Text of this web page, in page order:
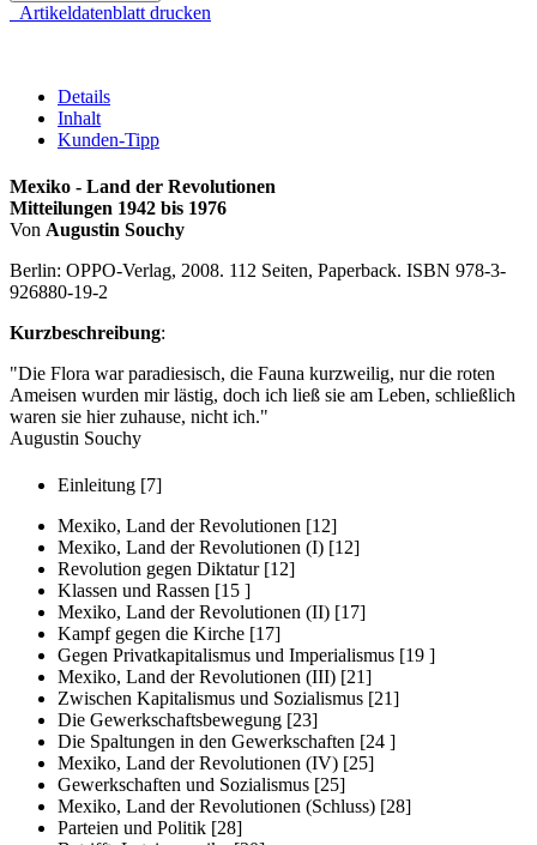
Artikeldatenblatt drucken
Details
Inhalt
Kunden-Tipp
Mexiko - Land der Revolutionen
Mitteilungen 1942 bis 1976
Von Augustin Souchy
Berlin: OPPO-Verlag, 2008. 112 Seiten, Paperback. ISBN 978-3-
926880-19-2
Kurzbeschreibung:
"Die Flora war paradiesisch, die Fauna kurzweilig, nur die roten
Ameisen wurden mir lästig, doch ich ließ sie am Leben, schließlich
waren sie hier zuhause, nicht ich."
Augustin Souchy
Einleitung [7]
Mexiko, Land der Revolutionen [12]
Mexiko, Land der Revolutionen (I) [12]
Revolution gegen Diktatur [12]
Klassen und Rassen [15 ]
Mexiko, Land der Revolutionen (II) [17]
Kampf gegen die Kirche [17]
Gegen Privatkapitalismus und Imperialismus [19 ]
Mexiko, Land der Revolutionen (III) [21]
Zwischen Kapitalismus und Sozialismus [21]
Die Gewerkschaftsbewegung [23]
Die Spaltungen in den Gewerkschaften [24 ]
Mexiko, Land der Revolutionen (IV) [25]
Gewerkschaften und Sozialismus [25]
Mexiko, Land der Revolutionen (Schluss) [28]
Parteien und Politik [28]